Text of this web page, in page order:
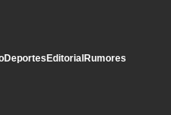
DeportesEditorialRumores